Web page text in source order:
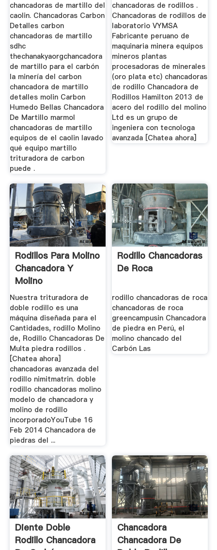
chancadoras de martillo del
caolin. Chancadoras Carbon
Detalles carbon
chancadoras de martillo
sdhc
thechanakyaorgchancadora
de martillo para el carbón
la minería del carbon
chancadora de martillo
detalles molin Carbon
Humedo Bellas Chancadora
De Martillo marmol
chancadoras de martillo
equipos de el caolin lavado
qué equipo martillo
trituradora de carbon
puede .
chancadoras de rodillos .
Chancadoras de rodillos de
laboratorio VYMSA
Fabricante peruano de
maquinaria minera equipos
mineros plantas
procesadoras de minerales
(oro plata etc) chancadoras
de rodillo Chancadora de
Rodillos Hamilton 2013 de
acero del rodillo del molino
Ltd es un grupo de
ingeniera con tecnologa
avanzada [Chatea ahora]
Rodillos Para Molino
Chancadora Y
Molino
Nuestra trituradora de
doble rodillo es una
máquina diseñada para el
Cantidades, rodillo Molino
de, Rodillo Chancadoras De
Multa piedra rodillos .
[Chatea ahora]
chancadoras avanzada del
rodillo nimitmatrin. doble
rodillo chancadoras molino
modelo de chancadora y
molino de rodillo
incorporadoYouTube 16
Feb 2014 Chancadora de
piedras del ...
Rodillo Chancadoras
De Roca
rodillo chancadoras de roca
chancadoras de roca
greencampusin Chancadora
de piedra en Perú, el
molino chancado del
Carbón Las
Diente Doble
Rodillo Chancadora
Chancadora
Chancadora De